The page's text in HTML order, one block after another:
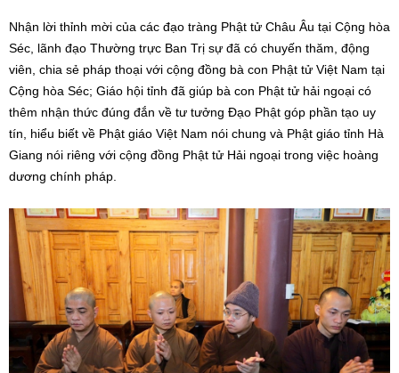
Nhận lời thỉnh mời của các đạo tràng Phật tử Châu Âu tại Cộng hòa
Séc, lãnh đạo Thường trực Ban Trị sự đã có chuyến thăm, động
viên, chia sẻ pháp thoại với cộng đồng bà con Phật tử Việt Nam tại
Cộng hòa Séc; Giáo hội tỉnh đã giúp bà con Phật tử hải ngoại có
thêm nhận thức đúng đắn về tư tưởng Đạo Phật góp phần tạo uy
tín, hiểu biết về Phật giáo Việt Nam nói chung và Phật giáo tỉnh Hà
Giang nói riêng với cộng đồng Phật tử Hải ngoại trong việc hoàng
dương chính pháp.